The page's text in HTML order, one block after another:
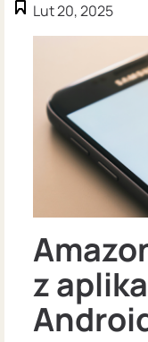
Lut 20, 2025
z